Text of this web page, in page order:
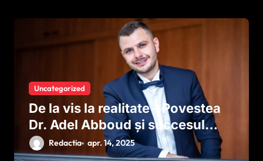
Uncategorized
De la vis la realitate – Povestea
Dr. Adel Abboud și succesul
SyroDent
Redactia apr. 14, 2025